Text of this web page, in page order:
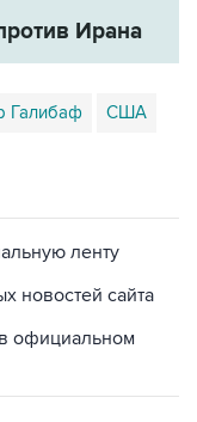
Ирана
Галибаф США
ленту
новостей сайта
официальном